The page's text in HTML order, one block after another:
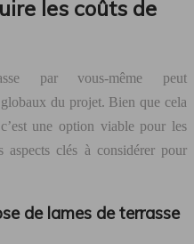
les coûts de
par vous-même peut
du projet. Bien que cela
une option viable pour les
aspects clés à considérer pour
de lames de terrasse